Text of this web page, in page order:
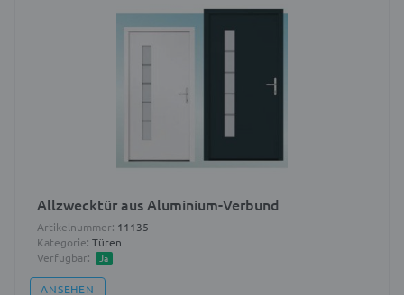
Allzwecktür aus Aluminium-Verbund
Artikelnummer: 11135
Kategorie: Türen
Verfügbar:
Ja
ANSEHEN